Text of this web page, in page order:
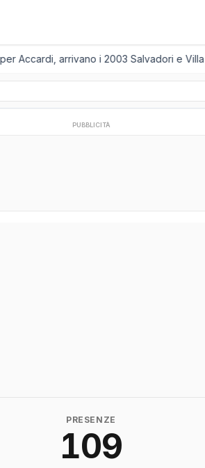
Accardi, arrivano i 2003 Salvadori e Villa•
PUBBLICITÀ
PRESENZE
109